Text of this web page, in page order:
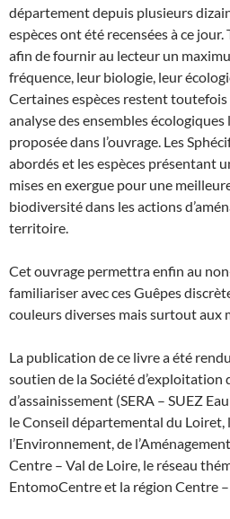
département depuis plusieurs
espèces ont été recensées à ce
afin de fournir au lecteur un
fréquence, leur biologie, leur
Certaines espèces restent
analyse des ensembles
proposée dans l’ouvrage. Les
abordés et les espèces présentant
mises en exergue pour une
biodiversité dans les actions
territoire.
Cet ouvrage permettra enfin au
familiariser avec ces Guêpes
couleurs diverses mais surtout aux
La publication de ce livre a été
soutien de la Société d’exploitation
d’assainissement (SERA – SUEZ
le Conseil départemental du
l’Environnement, de
Centre – Val de Loire, le réseau
EntomoCentre et la région Centre